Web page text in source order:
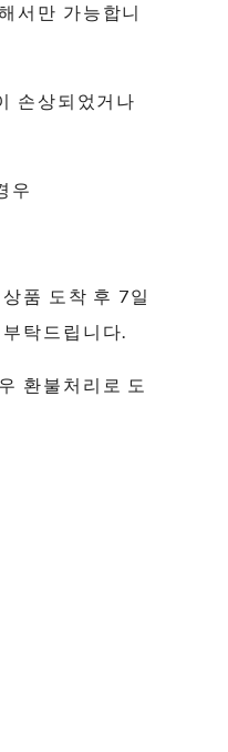
서만 가능합니
손상되었거나
우
품 도착 후 7일
부탁드립니다.
환불처리로 도